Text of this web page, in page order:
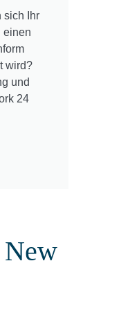
sich Ihr
einen
wird?
und
24